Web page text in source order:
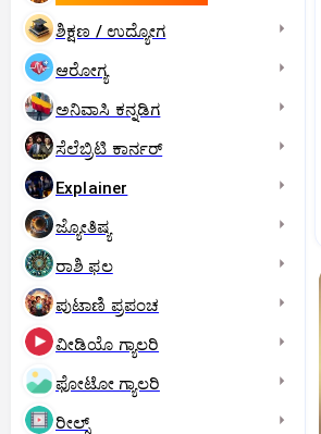
ಶಿಕ್ಷಣ / ಉದ್ಯೋಗ
ಆರೋಗ್ಯ
ಅನಿವಾಸಿ ಕನ್ನಡಿಗ
ಸೆಲೆಬ್ರಿಟಿ ಕಾರ್ನರ್‌
Explainer
ಜ್ಯೋತಿಷ್ಯ
ರಾಶಿ ಫಲ
ಪುಟಾಣಿ ಪ್ರಪಂಚ
ವೀಡಿಯೊ ಗ್ಯಾಲರಿ
ಫೋಟೋ ಗ್ಯಾಲರಿ
ರೀಲ್ಸ್